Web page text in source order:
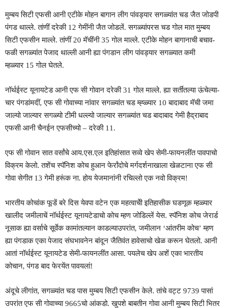
मुम्बय सिटी एफसी आनी एटीके मोहन बागान लीग पांवड्यार सगळ्यांत चड जैत जोडपी
पंगड थाल्ले. तांणीं दरेकी 12 गेमींनी जैत जोडलें. सगळ्यांपरस चड गोल मात मुम्बय
सिटी एफसीन माल्ले. तांणीं 20 मॅचींनी 35 गोल माल्ले. एटीके मोहन बागानाची बचाव-
फळी सगळ्यांत पेजाद थाल्ली आनी ह्या पंगडान लीग पांवड्यार सगळ्यात कमी
म्हळ्यार 15 गोल घेतले.
नॉर्थईस्ट यूनायटेड आनी एफ सी गोवान दरेकी 31 गोल माल्ले. ह्या सर्तींतल्या ऊंचेल्या-
चार पंगडांमदीं, एफ सी गोवाच्या नांवार सगळ्यांत चड म्ह्ळ्यार 10 बादाबाद मॅची जमा
जाल्यो जाल्यार सगळ्यो टीमी धल्ल्यो जाल्यार सगळ्यांत चड बादाबाद गेमी हैद्राबाद
एफसी आनी चैनईन एफसीच्यो – दरेकी 11.
एफ सी गोवान सात वर्सांचे आय.एस.एल इतिहांसात सव्वे खेप सेमी-फायनलींत पावपाचो
विक्रम केलो. तशेंच स्पॅनिश कोच हुआन फेर्रांदोचे मर्गदर्शनाखाला खेळटाना एफ सी
गोवा सेगीत 13 गेमी हरूंक ना. होय येजमानांनी रचिल्लो एक नवो विक्रम!
भारतीय कोचांक फूडें बरे दिस येवपा वटेन एक महत्वाचेी इतिहासीक घडणूक म्हळ्यार
खालीद जमीलाचें नॉर्थईस्ट यूनायटेडाचो कोच म्हण जोडिल्लें येस. स्पॅनिश कोच जेरार्ड
नूसाक ह्या वर्साचे सूर्वेक कामांतल्यान काडल्याउपरांत, जमीलान ‘आंतरीम कोच’ म्हण
ह्या पंगडाक एका पेजाद संघभावनेन बांदून जैतिवंत हावेसाचो खेळ करून घेतलो. आनी
आतां नॉर्थईस्ट यूनायटेड सेमी-फायनलींत आसा. पयलेच खेप अशें एका भारतीय
कोचान, पंगड बाद फेरयेंत पावयलां!
अंदूचे लीगांत, सगळ्यांत चड पास मुम्बय सिटी एफसीन केले. तांचे वट्ट 9739 पासां
उपरांत एफ सी गोवाच्या 9665चो आंकडो. खुपशे बाबतीन गोवा आनी मुम्बय सिटी भितर